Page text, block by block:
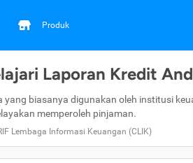
Produk
Laporan Kredit
biasanya digunakan oleh institusi
memperoleh pinjaman.
Lembaga Informasi Keuangan (CLIK)